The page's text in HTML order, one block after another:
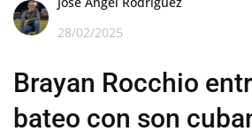
28/02/2025
Brayan Rocchio
bateo con son